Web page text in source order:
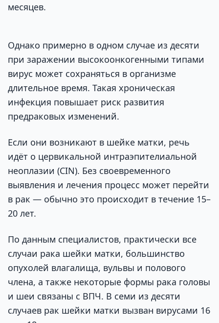
месяцев.
Однако примерно в одном случае из десяти
при заражении высокоонкогенными типами
вирус может сохраняться в организме
длительное время. Такая хроническая
инфекция повышает риск развития
предраковых изменений.
Если они возникают в шейке матки, речь
идёт о цервикальной интраэпителиальной
неоплазии (CIN). Без своевременного
выявления и лечения процесс может перейти
в рак — обычно это происходит в течение 15–
20 лет.
По данным специалистов, практически все
случаи рака шейки матки, большинство
опухолей влагалища, вульвы и полового
члена, а также некоторые формы рака головы
и шеи связаны с ВПЧ. В семи из десяти
случаев рак шейки матки вызван вирусами 16